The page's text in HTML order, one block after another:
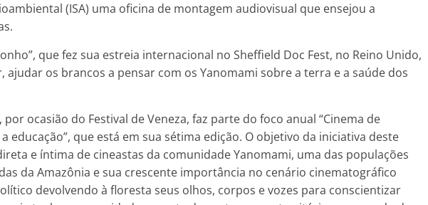
(ISA) uma oficina de montagem audiovisual que ensejou a
que fez sua estreia internacional no Sheffield Doc Fest, no Reino Unido,
ajudar os brancos a pensar com os Yanomami sobre a terra e a saúde dos
por ocasião do Festival de Veneza, faz parte do foco anual “Cinema de
educação”, que está em sua sétima edição. O objetivo da iniciativa deste
e íntima de cineastas da comunidade Yanomami, uma das populações
da Amazônia e sua crescente importância no cenário cinematográfico
devolvendo à floresta seus olhos, corpos e vozes para conscientizar